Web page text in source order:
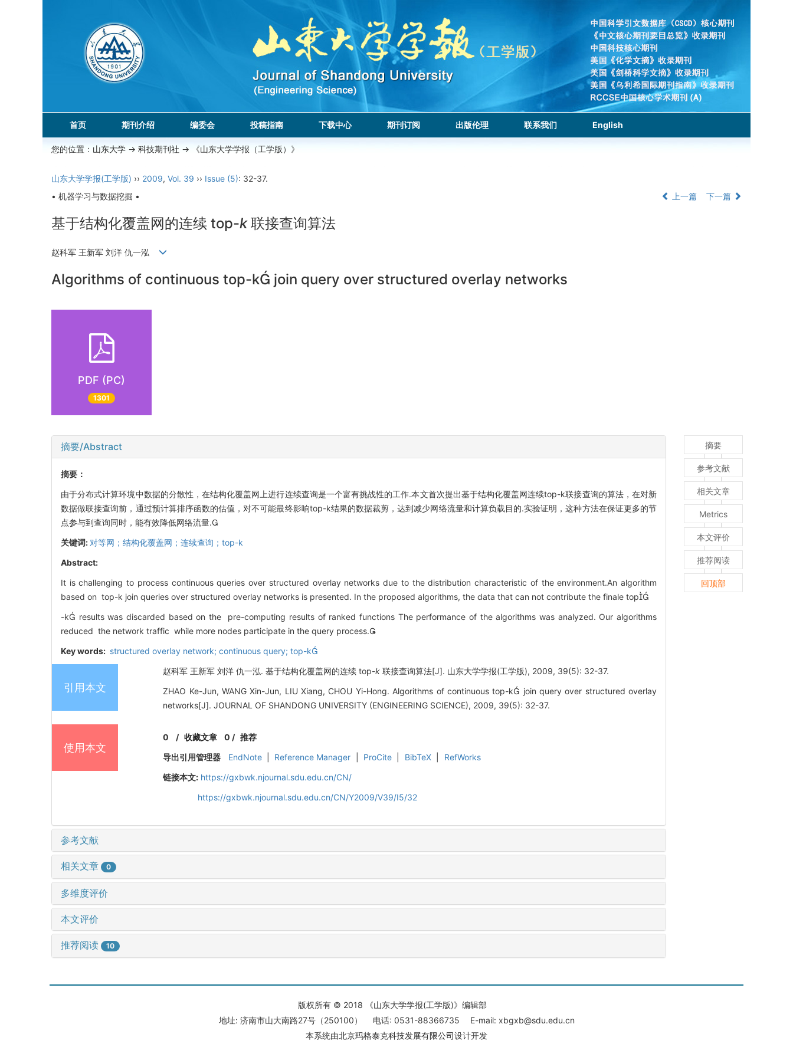
首页 期刊介绍 编委会 投稿指南 下载中心 期刊订阅 出版伦理 联系我们 English
您的位置： 山东大学 -> 科技期刊社 -> 《山东大学学报（工学版）》
山东大学学报(工学版) ›› 2009, Vol. 39 ›› Issue (5): 32-37.
• 机器学习与数据挖掘 •
上一篇 下一篇
基于结构化覆盖网的连续 top-k联接查询算法
赵科军 王新军 刘洋 仇一泓
Algorithms of continuous top-k join query over structured overlay networks
PDF (PC)
1301
摘要/Abstract
摘要：
由于分布式计算环境中数据的分散性，在结构化覆盖网上进行连续查询是一个富有挑战性的工作.本文首次提出基于结构化覆盖网连续top-k联接查询的算法，在对新
数据做联接查询前，通过预计算排序函数的估值，对不可能最终影响top-k结果的数据裁剪，达到减少网络流量和计算负载目的.实验证明，这种方法在保证更多的节
点参与到查询同时，能有效降低网络流量.
关键词: 对等网；结构化覆盖网；连续查询；top-k
Abstract:
It is challenging to process continuous queries over structured overlay networks due to the distribution characteristic of the environment.An algorithm
based on top-k join queries over structured overlay networks is presented. In the proposed algorithms, the data that can not contribute the finale top
-k results was discarded based on the pre-computing results of ranked functions The performance of the algorithms was analyzed. Our algorithms
reduced the network traffic while more nodes participate in the query process.
Key words: structured overlay network; continuous query; top-k
引用本文
赵科军 王新军 刘洋 仇一泓. 基于结构化覆盖网的连续 top-k联接查询算法[J]. 山东大学学报(工学版), 2009, 39(5): 32-37.
ZHAO Ke-Jun, WANG Xin-Jun, LIU Xiang, CHOU Yi-Hong. Algorithms of continuous top-k join query over structured overlay
networks[J]. JOURNAL OF SHANDONG UNIVERSITY (ENGINEERING SCIENCE), 2009, 39(5): 32-37.
使用本文
0 /收藏文章 0 / 推荐
导出引用管理器
EndNote Reference Manager ProCite BibTeX
RefWorks
链接本文: https://gxbwk.njournal.sdu.edu.cn/CN/
https://gxbwk.njournal.sdu.edu.cn/CN/Y2009/V39/I5/32
参考文献
相关文章 0
多维度评价
本文评价
推荐阅读 10
摘要
参考文献
相关文章
Metrics
本文评价
推荐阅读
回顶部
版权所有 © 2018 《山东大学学报(工学版)》编辑部
地址: 济南市山大南路27号（250100） 电话: 0531-88366735 E-mail: xbgxb@sdu.edu.cn
本系统由北京玛格泰克科技发展有限公司设计开发